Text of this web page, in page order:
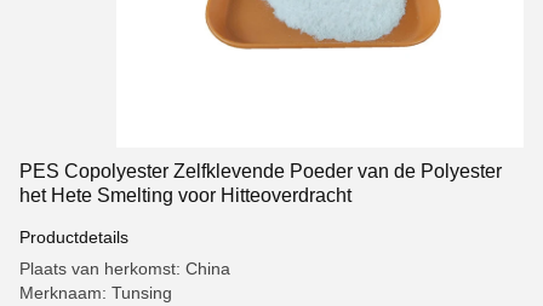
PES Copolyester Zelfklevende Poeder van de Polyester
het Hete Smelting voor Hitteoverdracht
Productdetails
Plaats van herkomst: China
Merknaam: Tunsing